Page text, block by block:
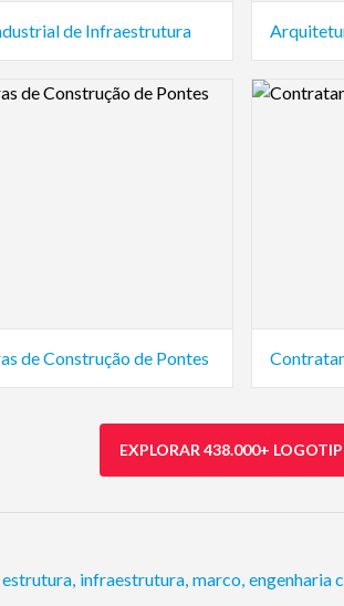
de Infraestrutura
Image
de Construção de Pontes
Logo
EXPLORAR 438.000+
estrutura, infraestrutura, marco, engenharia